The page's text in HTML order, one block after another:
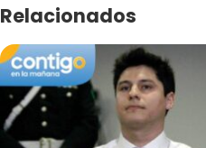
Relacionados